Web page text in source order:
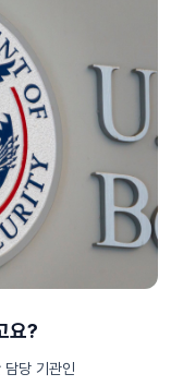
요?
담당 기관인